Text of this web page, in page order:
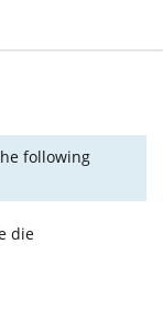
following
die